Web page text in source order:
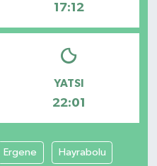
17:12
YATSI
22:01
Ergene Hayrabolu